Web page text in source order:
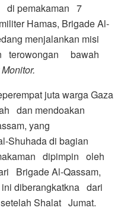
di pemakaman 7
Hamas, Brigade Al-
menjalankan misi
terowongan bawah
juta warga Gaza
dan mendoakan
yang
Shuhada di bagian
dipimpin oleh
Brigade Al-Qassam,
diberangkatkna dari
Shalat Jumat.